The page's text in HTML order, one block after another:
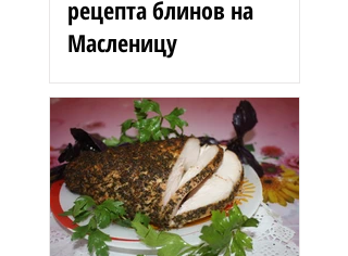
рецепта блинов на
Масленицу
Блинные розы 1,5 стакана
муки 200 г вишен 125 мл
сыворотки 100 г сгущенного
молока 2 яйца 3 ст. л.
растительного масла 1 ст. л.
сахара...